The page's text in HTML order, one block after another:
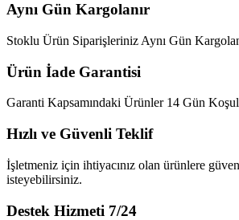
Aynı Gün Kargolanır
Stoklu Ürün Siparişleriniz Aynı Gün
Ürün İade Garantisi
Garanti Kapsamındaki Ürünler 14 Gün
Hızlı ve Güvenli Teklif
İşletmeniz için ihtiyacınız olan ürünlere
isteyebilirsiniz.
Destek Hizmeti 7/24